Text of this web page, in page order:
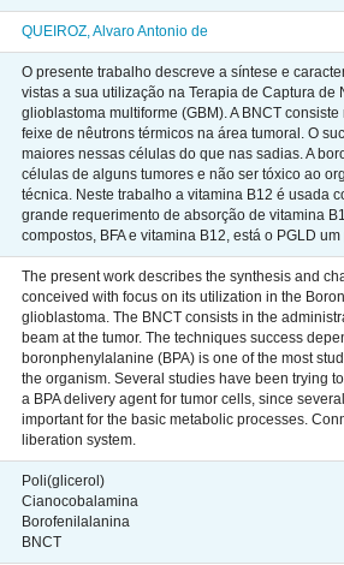
QUEIROZ, Alvaro Antonio de
O presente trabalho descreve a síntese e
vistas a sua utilização na Terapia de Captura
glioblastoma multiforme (GBM). A BNCT
feixe de nêutrons térmicos na área tumoral. O
maiores nessas células do que nas sadias. A
células de alguns tumores e não ser tóxico ao
técnica. Neste trabalho a vitamina B12 é usada
grande requerimento de absorção de vitamina
compostos, BFA e vitamina B12, está o PGLD
The present work describes the synthesis and
conceived with focus on its utilization in the
glioblastoma. The BNCT consists in the
beam at the tumor. The techniques success
boronphenylalanine (BPA) is one of the most
the organism. Several studies have been trying
a BPA delivery agent for tumor cells, since
important for the basic metabolic processes.
liberation system.
Poli(glicerol)
Cianocobalamina
Borofenilalanina
BNCT